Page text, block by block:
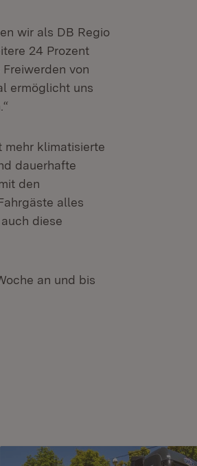
wir als DB Regio
24 Prozent
von
ermöglicht uns
mehr klimatisierte
dauerhafte
den
alles
diese
an und bis